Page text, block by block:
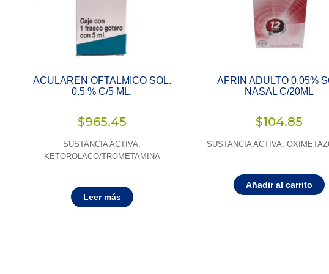
ACULAREN OFTALMICO SOL.
0.5 % C/5 ML.
$965.45
SUSTANCIA ACTIVA:
KETOROLACO/TROMETAMINA
Leer más
AFRIN ADULTO 0.05%
NASAL C/20ML
$104.85
SUSTANCIA ACTIVA:
Añadir al carrito